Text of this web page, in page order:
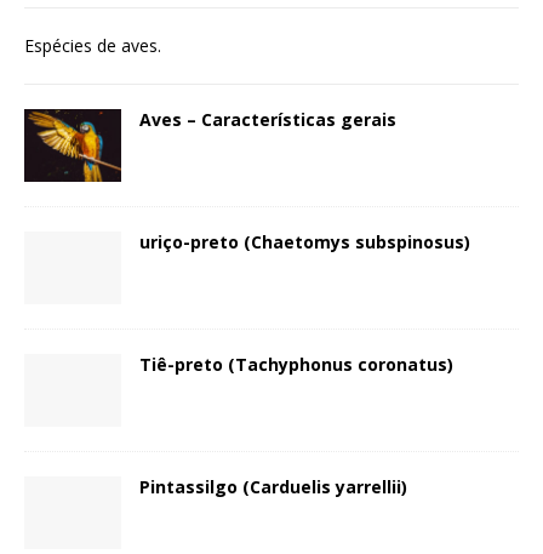
Espécies de aves.
Aves – Características gerais
uriço-preto (Chaetomys subspinosus)
Tiê-preto (Tachyphonus coronatus)
Pintassilgo (Carduelis yarrellii)